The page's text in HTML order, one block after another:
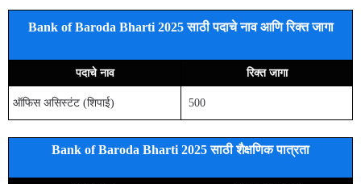
Bank of Baroda Bharti 2025 साठी पदाचे नाव आणि रिक्त जागा
पदाचे नाव रिक्त जागा
ऑफिस असिस्टंट (शिपाई) 500
Bank of Baroda Bharti 2025 साठी शैक्षणिक पात्रता